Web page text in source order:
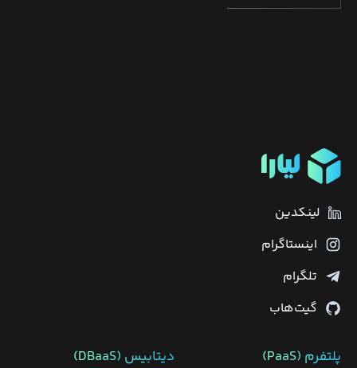
لینکدین
اینستاگرام
تلگرام
گیت‌هاب
پلتفرم (PaaS) دیتابیس‌ (DBaaS)